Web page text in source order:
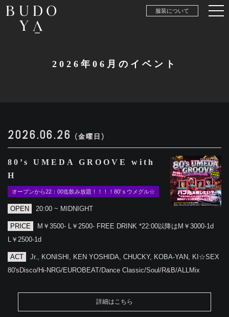
服装について
2026年06月のイベント
2026.06.26 (金曜日)
80’s UMEDA GROOVE with
H
オープンから22：00迄飲み放題！！！！80’ｓウメグル☆
OPEN 20:00 ~ MIDNIGHT
PRICE
M￥3500- L￥2500- FREE DRINK *22:00以降はM￥3000-1d
L￥2500-1d
ACT
Jr., KONISHI, KEN YOSHIDA, CHUCKY, KOBA-YAN, KI☆SEX
80'sDisco/Hi-NRG/EUROBEAT/Dance Classic/Soul/R&B/ALLMix
詳細はこちら